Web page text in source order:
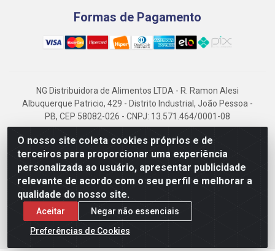
O nosso site coleta cookies próprios e de
terceiros para proporcionar uma experiência
personalizada ao usuário, apresentar publicidade
relevante de acordo com o seu perfil e melhorar a
qualidade do nosso site.
Aceitar
Negar não essenciais
Preferências de Cookies
Formas de Pagamento
NG Distribuidora de Alimentos LTDA - R. Ramon Alesi
Albuquerque Patricio, 429 - Distrito Industrial, João Pessoa -
PB, CEP 58082-026 - CNPJ: 13.571.464/0001-08
NG Alimentos, há mais de 14 anos no mercado paraibano, é
referência em frigorificados, destacando-se pela logística
eficiente e excelência.